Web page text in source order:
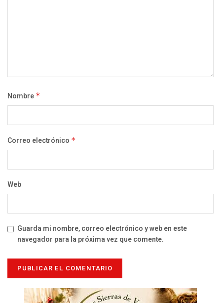
Nombre *
Correo electrónico *
Web
Guarda mi nombre, correo electrónico y web en este
navegador para la próxima vez que comente.